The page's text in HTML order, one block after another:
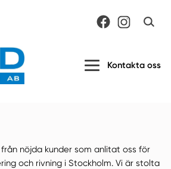
Kontakta oss
nöjda kunder som anlitat oss för
och rivning i Stockholm. Vi är stolta